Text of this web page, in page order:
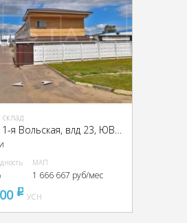
МАП
1 666 667 руб/мес
pуб
УСН